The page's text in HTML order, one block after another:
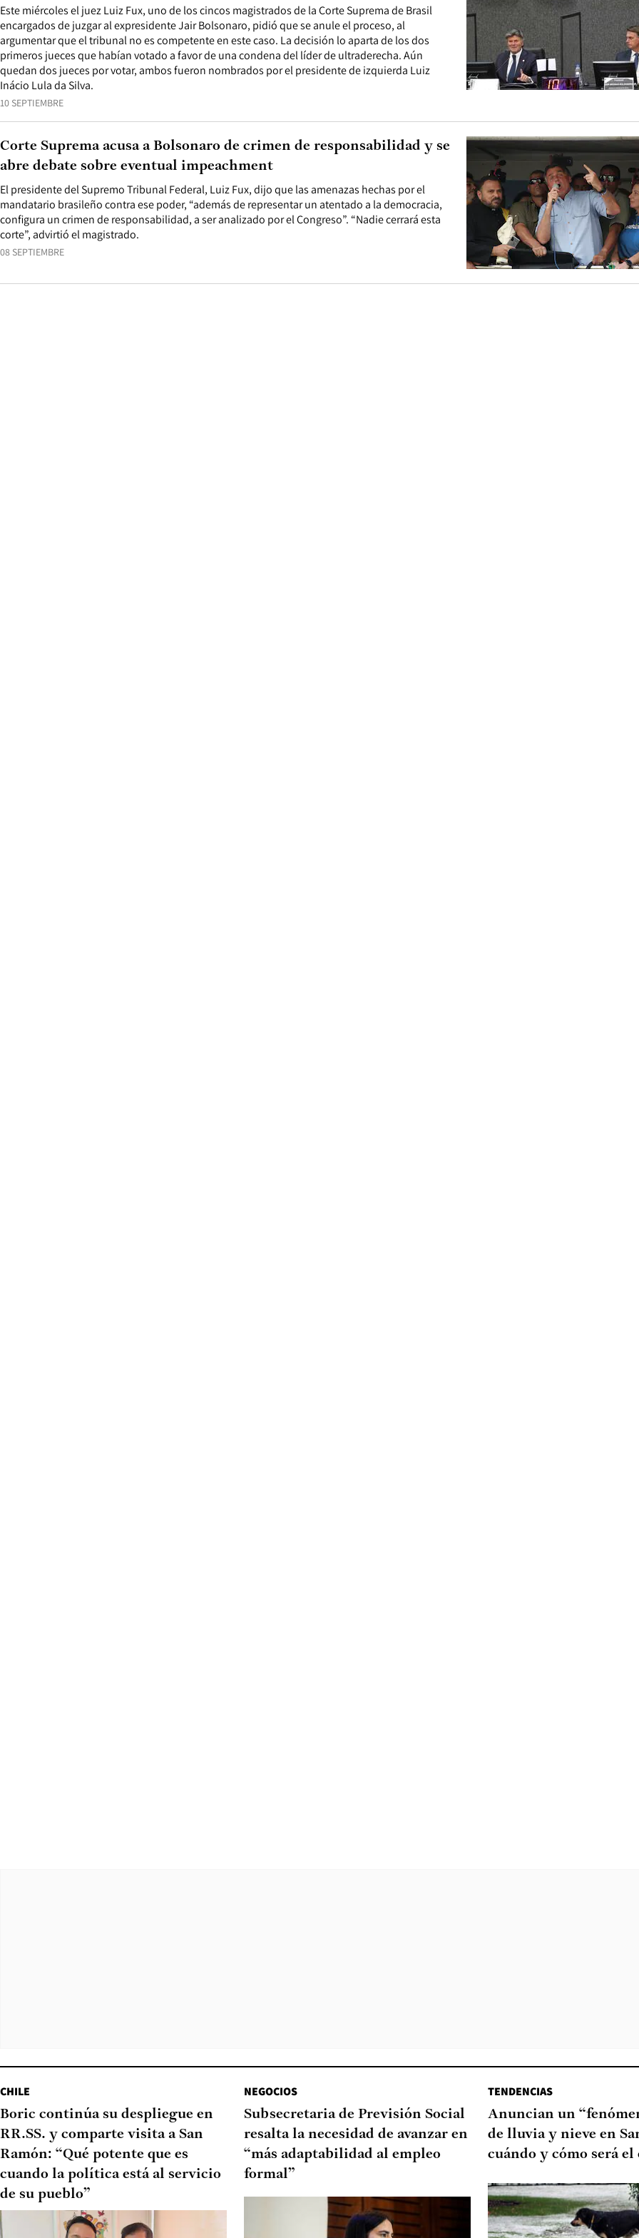
10 SEPTIEMBRE
Este miércoles el juez Luiz Fux, uno de los cincos magistrados de la Corte Suprema de Brasil
encargados de juzgar al expresidente Jair Bolsonaro, pidió que se anule el proceso, al
argumentar que el tribunal no es competente en este caso. La decisión lo aparta de los dos
primeros jueces que habían votado a favor de una condena del líder de ultraderecha. Aún
quedan dos jueces por votar, ambos fueron nombrados por el presidente de izquierda Luiz
Inácio Lula da Silva.
08 SEPTIEMBRE
El presidente del Supremo Tribunal Federal, Luiz Fux, dijo que las amenazas hechas por el
mandatario brasileño contra ese poder, “además de representar un atentado a la democracia,
configura un crimen de responsabilidad, a ser analizado por el Congreso”. “Nadie cerrará esta
corte”, advirtió el magistrado.
Corte Suprema acusa a Bolsonaro de crimen de responsabilidad y se
abre debate sobre eventual impeachment
CHILE
Boric continúa su despliegue en
RR.SS. y comparte visita a San
Ramón: “Qué potente que es
cuando la política está al servicio
de su pueblo”
NEGOCIOS
Subsecretaria de Previsión Social
resalta la necesidad de avanzar en
“más adaptabilidad al empleo
formal”
TENDENCIAS
Anuncian un
de lluvia y nieve en
cuándo y cómo será el